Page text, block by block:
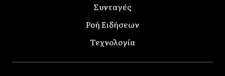
Συνταγές
Ροή Ειδήσεων
Τεχνολογία